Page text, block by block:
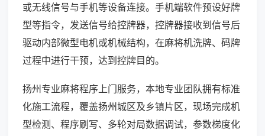
或无线信号与手机等设备连接。手机端软件预设好牌
型等指令，发送信号给控牌器，控牌器接收到信号后
驱动内部微型电机或机械结构，在麻将机洗牌、码牌
过程中进行干预，达到控牌目的。
扬州专业麻将程序上门服务，本地专业团队拥有标准
化施工流程，覆盖扬州城区及乡镇片区，现场完成机
型检测、程序刷写、多轮对局数据调试，参数梯度化